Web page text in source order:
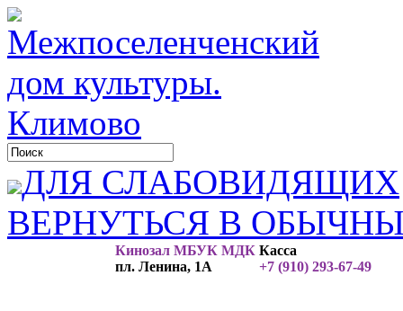
ДЛЯ СЛАБОВИДЯЩИХ
ВЕРНУТЬСЯ В
Кинозал МБУК МДК
пл. Ленина, 1А
Касса
+7 (910) 293-67-49